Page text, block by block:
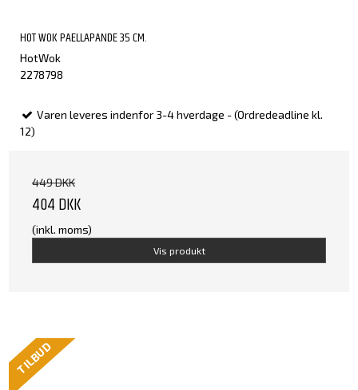
HOT WOK PAELLAPANDE 35 CM.
HotWok
2278798
Varen leveres indenfor 3-4 hverdage - (Ordredeadline kl.
12)
449 DKK
404 DKK
(inkl. moms)
Vis produkt
TILBUD